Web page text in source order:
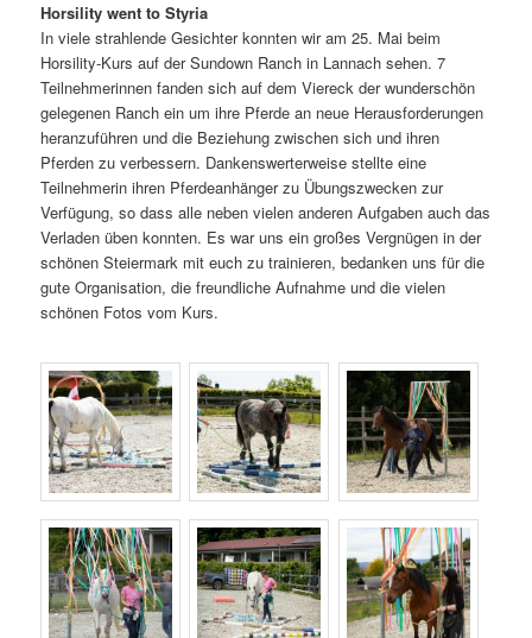
Horsility went to Styria
In viele strahlende Gesichter konnten wir am 25. Mai beim
Horsility-Kurs auf der Sundown Ranch in Lannach sehen. 7
Teilnehmerinnen fanden sich auf dem Viereck der wunderschön
gelegenen Ranch ein um ihre Pferde an neue Herausforderungen
heranzuführen und die Beziehung zwischen sich und ihren
Pferden zu verbessern. Dankenswerterweise stellte eine
Teilnehmerin ihren Pferdeanhänger zu Übungszwecken zur
Verfügung, so dass alle neben vielen anderen Aufgaben auch das
Verladen üben konnten. Es war uns ein großes Vergnügen in der
schönen Steiermark mit euch zu trainieren, bedanken uns für die
gute Organisation, die freundliche Aufnahme und die vielen
schönen Fotos vom Kurs.